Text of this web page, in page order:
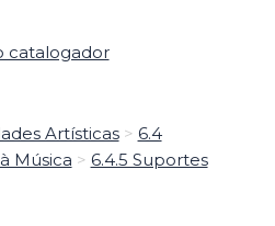
catalogador
Artísticas> 6.4
Música > 6.4.5 Suportes